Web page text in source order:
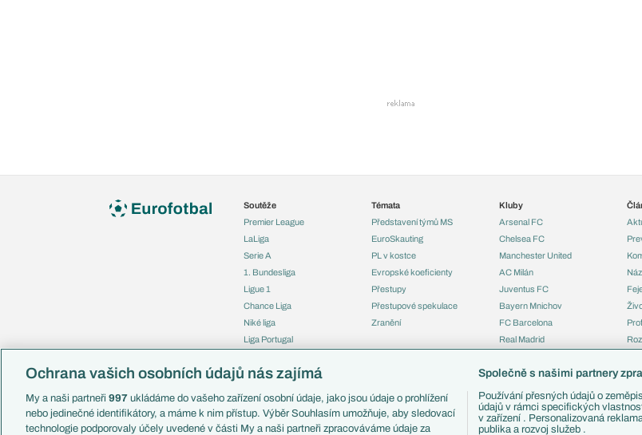
Soutěže
Premier League
LaLiga
Serie A
1. Bundesliga
Ligue 1
Chance Liga
Niké liga
Liga Portugal
Liga mistrů
Mistrovství světa
Témata
Představení týmů MS
EuroSkauting
PL v kostce
Evropské koeficienty
Přestupy
Přestupové spekulace
Zranění
Kluby
Arsenal FC
Chelsea FC
Manchester United
AC Milán
Juventus FC
Bayern Mnichov
FC Barcelona
Real Madrid
Ochrana vašich osobních údajů nás zajímá
My a naši partneři 997 ukládáme do vašeho zařízení osobní údaje, jako jsou údaje o prohlížení
nebo jedinečné identifikátory, a máme k nim přístup. Výběr Souhlasím umožňuje, aby sledovací
technologie podporovaly účely uvedené v části My a naši partneři zpracováváme údaje za
Společně s našimi partnery
Používání přesných údajů o
údajů v rámci specifických
v zařízení . Personalizovaná
publika a rozvoj služeb .